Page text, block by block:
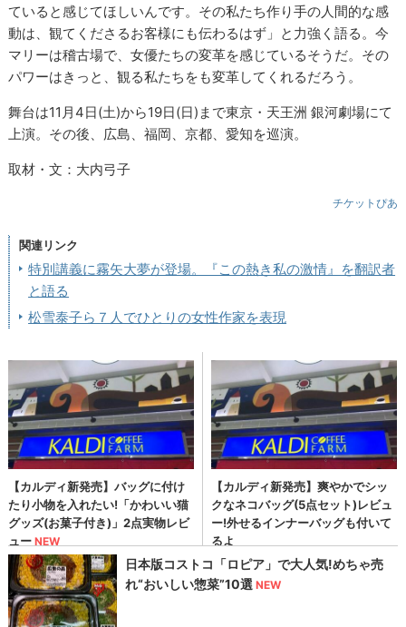
ていると感じてほしいんです。その私たち作り手の人間的な感
動は、観てくださるお客様にも伝わるはず」と力強く語る。今
マリーは稽古場で、女優たちの変革を感じているそうだ。その
パワーはきっと、観る私たちをも変革してくれるだろう。
舞台は11月4日(土)から19日(日)まで東京・天王洲 銀河劇場にて
上演。その後、広島、福岡、京都、愛知を巡演。
取材・文：大内弓子
チケットぴあ
関連リンク
特別講義に霧矢大夢が登場。『この熱き私の激情』を翻訳者
と語る
松雪泰子ら７人でひとりの女性作家を表現